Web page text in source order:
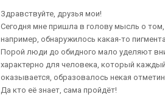
Здравствуйте, друзья мои!
Сегодня мне пришла в голову мысль о
например, обнаружилось какая-то
Порой люди до обидного мало уделяют
характерно для человека, который
оказывается, образовалось некая
Да кто её знает, сама пройдёт!